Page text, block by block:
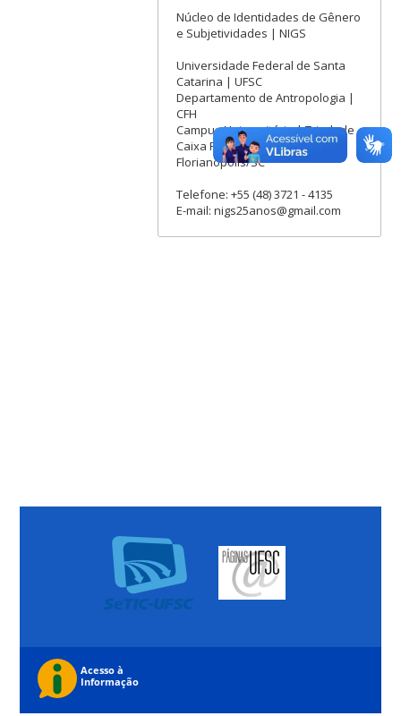
Núcleo de Identidades de Gênero
e Subjetividades | NIGS
Universidade Federal de Santa
Catarina | UFSC
Departamento de Antropologia |
CFH
Campus Universitário | Trindade
Caixa Postal 476 | 88040-900
Florianópolis/SC
Telefone: +55 (48) 3721 - 4135
E-mail: nigs25anos@gmail.com